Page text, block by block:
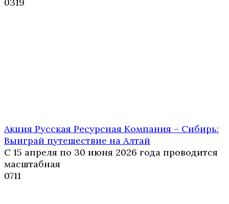
Акция Русская Ресурсная Компания – Сибирь:
Выиграй путешествие на Алтай
С 15 апреля по 30 июня 2026 года проводится
масштабная
0711